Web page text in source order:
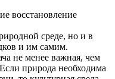
восстановление
среде, но и в
и им самим.
не менее важная, чем
природа необходима